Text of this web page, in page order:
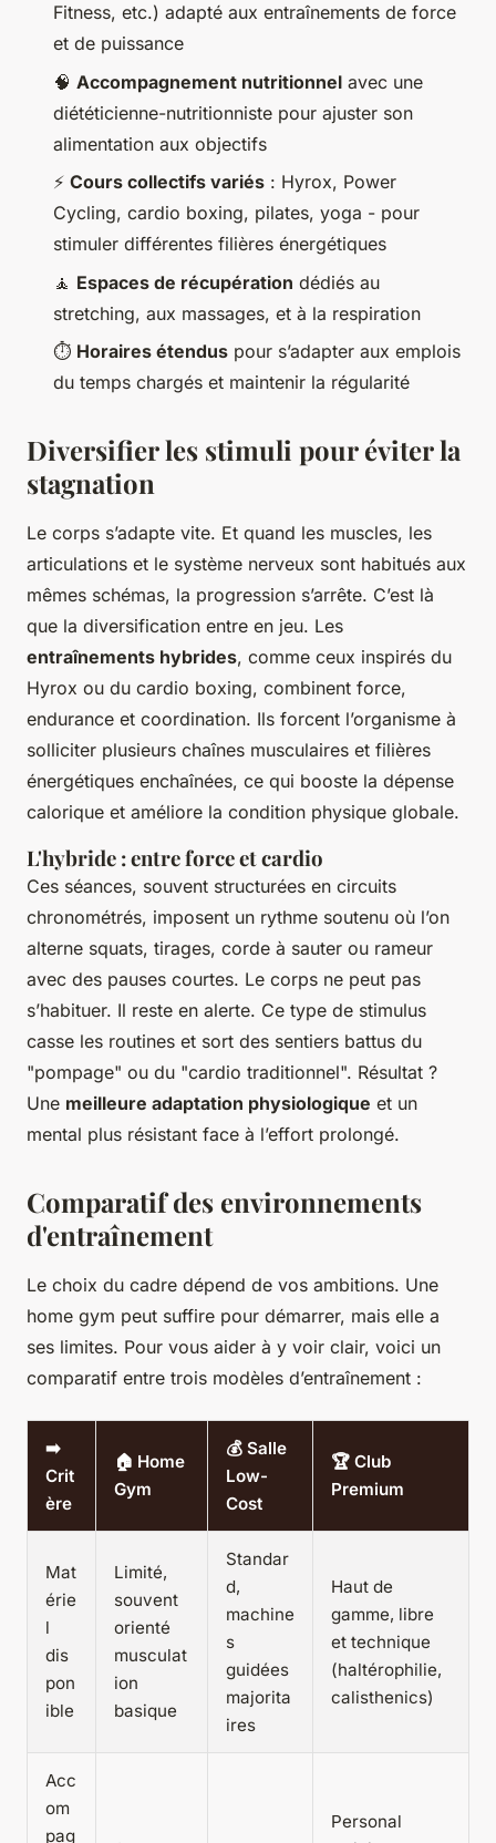
Fitness, etc.) adapté aux entraînements de force
et de puissance
🧠 Accompagnement nutritionnel avec une
diététicienne-nutritionniste pour ajuster son
alimentation aux objectifs
⚡ Cours collectifs variés : Hyrox, Power
Cycling, cardio boxing, pilates, yoga - pour
stimuler différentes filières énergétiques
🧘 Espaces de récupération dédiés au
stretching, aux massages, et à la respiration
⏱️ Horaires étendus pour s’adapter aux emplois
du temps chargés et maintenir la régularité
Diversifier les stimuli pour éviter la
stagnation
Le corps s’adapte vite. Et quand les muscles, les
articulations et le système nerveux sont habitués aux
mêmes schémas, la progression s’arrête. C’est là
que la diversification entre en jeu. Les
entraînements hybrides, comme ceux inspirés du
Hyrox ou du cardio boxing, combinent force,
endurance et coordination. Ils forcent l’organisme à
solliciter plusieurs chaînes musculaires et filières
énergétiques enchaînées, ce qui booste la dépense
calorique et améliore la condition physique globale.
L'hybride : entre force et cardio
Ces séances, souvent structurées en circuits
chronométrés, imposent un rythme soutenu où l’on
alterne squats, tirages, corde à sauter ou rameur
avec des pauses courtes. Le corps ne peut pas
s’habituer. Il reste en alerte. Ce type de stimulus
casse les routines et sort des sentiers battus du
"pompage" ou du "cardio traditionnel". Résultat ?
Une meilleure adaptation physiologique et un
mental plus résistant face à l’effort prolongé.
Comparatif des environnements
d'entraînement
Le choix du cadre dépend de vos ambitions. Une
home gym peut suffire pour démarrer, mais elle a
ses limites. Pour vous aider à y voir clair, voici un
comparatif entre trois modèles d’entraînement :
➡️
Crit
ère
🏠 Home
Gym
💰 Salle
Low-
Cost
🏆 Club
Premium
Mat
érie
l
dis
pon
ible
Limité,
souvent
orienté
musculat
ion
basique
Standar
d,
machine
s
guidées
majorita
ires
Haut de
gamme, libre
et technique
(haltérophilie,
calisthenics)
Acc
om
pag
Personal